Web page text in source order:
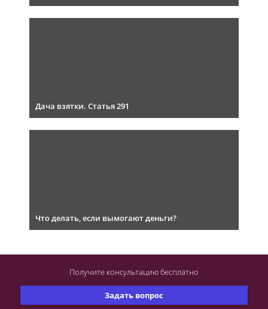
Дача взятки. Статья 291
Что делать, если вымогают деньги?
Задать вопрос
Получите консультациюбесплатно